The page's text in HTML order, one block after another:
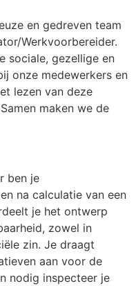
en gedreven team
Werkvoorbereider.
sociale, gezellige en
onze medewerkers en
lezen van deze
maken we de
ben je
na calculatie van een
je het ontwerp
zowel in
zin. Je draagt
aan voor de
nodig inspecteer je